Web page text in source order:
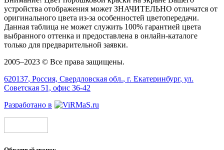
устройства отображения может ЗНАЧИТЕЛЬНО отличатся от
оригинального цвета из-за особенностей цветопередачи.
Данная таблица не может служить 100% гарантией цвета
выбранного оттенка и предоставлена в онлайн-каталоге
только для предварительной заявки.
2005–2023 © Все права защищены.
620137, Россия, Свердловская обл., г. Екатеринбург, ул.
Советская 51, офис 36-42
Разработано в